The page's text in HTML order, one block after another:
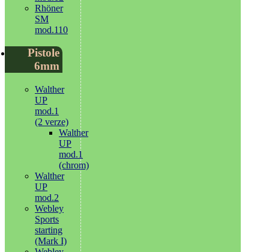
Rhöner
SM
mod.110
Pistole
6mm
Walther
UP
mod.1
(2 verze)
Walther
UP
mod.1
(chrom)
Walther
UP
mod.2
Webley
Sports
starting
(Mark I)